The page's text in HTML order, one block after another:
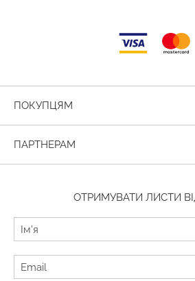
ПОКУПЦЯМ
ПАРТНЕРАМ
ОТРИМУВАТИ ЛИСТИ